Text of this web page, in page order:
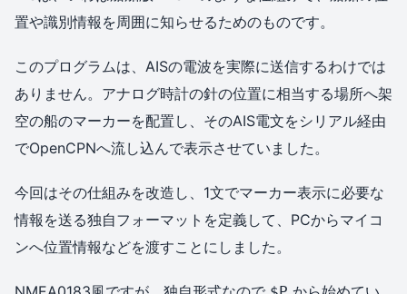
置や識別情報を周囲に知らせるためのものです。
このプログラムは、AISの電波を実際に送信するわけでは
ありません。アナログ時計の針の位置に相当する場所へ架
空の船のマーカーを配置し、そのAIS電文をシリアル経由
でOpenCPNへ流し込んで表示させていました。
今回はその仕組みを改造し、1文でマーカー表示に必要な
情報を送る独自フォーマットを定義して、PCからマイコ
ンへ位置情報などを渡すことにしました。